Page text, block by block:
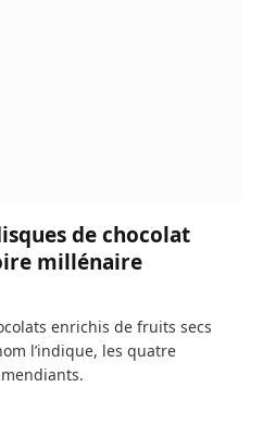
de chocolat
millénaire
enrichis de fruits secs
l’indique, les quatre